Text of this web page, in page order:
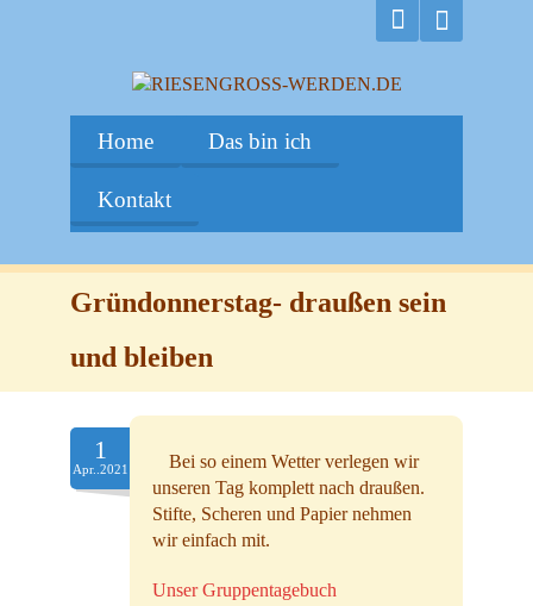
Home Das bin ich
Kontakt
Gründonnerstag- draußen sein
und bleiben
1
Apr..2021
Bei so einem Wetter verlegen wir
unseren Tag komplett nach draußen.
Stifte, Scheren und Papier nehmen
wir einfach mit.
Unser Gruppentagebuch